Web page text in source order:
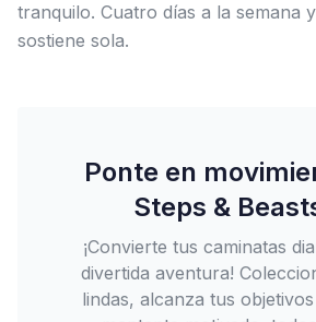
tranquilo. Cuatro días a la semana
sostiene sola.
Ponte en
Steps &
¡Convierte tus caminatas
divertida aventura!
lindas, alcanza tus